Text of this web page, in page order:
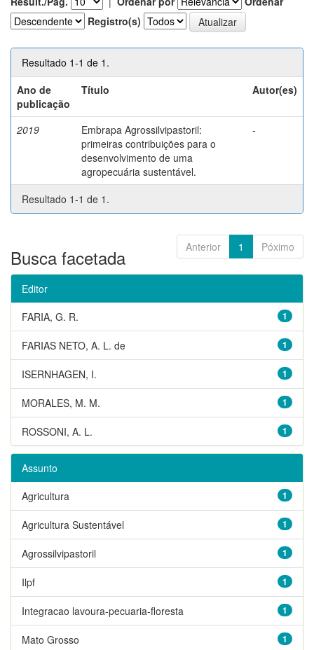
Registro(s)
Resultado 1-1 de 1.
Ano de
publicação
Título Autor(es)
2019
Embrapa Agrossilvipastoril:
primeiras contribuições para o
desenvolvimento de uma
agropecuária sustentável.
-
Resultado 1-1 de 1.
Anterior 1 Póximo
Busca facetada
Editor
1
FARIA, G. R.
1
FARIAS NETO, A. L. de
1
ISERNHAGEN, I.
1
MORALES, M. M.
1
ROSSONI, A. L.
Assunto
1
Agricultura
1
Agricultura Sustentável
1
Agrossilvipastoril
1
Ilpf
1
Integracao lavoura-pecuaria-floresta
1
Mato Grosso